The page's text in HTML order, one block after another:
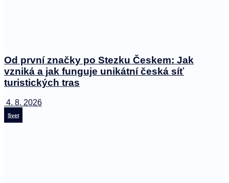
Od první značky po Stezku Českem: Jak
vzniká a jak funguje unikátní česká síť
turistických tras
4. 8. 2026
Svet